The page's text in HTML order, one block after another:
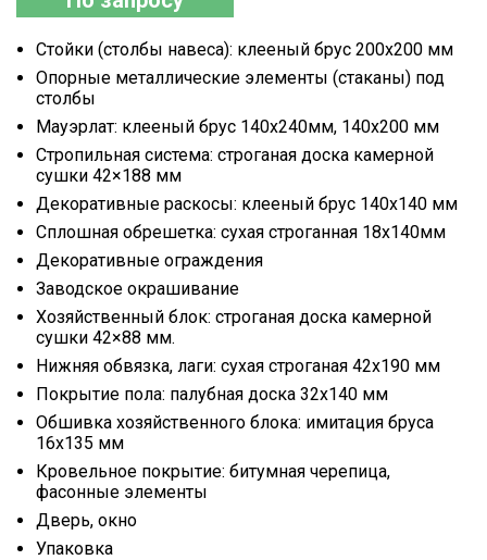
Стойки (столбы навеса): клееный брус 200х200 мм
Опорные металлические элементы (стаканы) под
столбы
Мауэрлат: клееный брус 140х240мм, 140х200 мм
Стропильная система: строганая доска камерной
сушки 42×188 мм
Декоративные раскосы: клееный брус 140х140 мм
Сплошная обрешетка: сухая строганная 18х140мм
Декоративные ограждения
Заводское окрашивание
Хозяйственный блок: строганая доска камерной
сушки 42×88 мм.
Нижняя обвязка, лаги: сухая строганая 42х190 мм
Покрытие пола: палубная доска 32х140 мм
Обшивка хозяйственного блока: имитация бруса
16х135 мм
Кровельное покрытие: битумная черепица,
фасонные элементы
Дверь, окно
Упаковка